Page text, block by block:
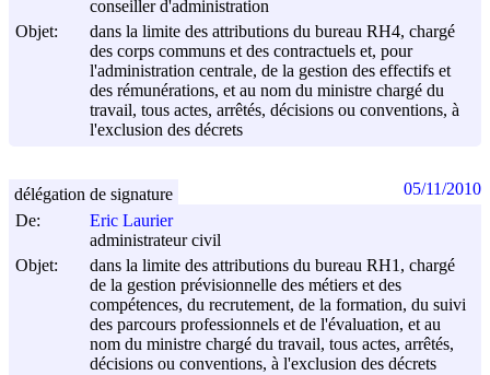
conseiller d'administration
Objet:
dans la limite des attributions du bureau RH4, chargé
des corps communs et des contractuels et, pour
l'administration centrale, de la gestion des effectifs et
des rémunérations, et au nom du ministre chargé du
travail, tous actes, arrêtés, décisions ou conventions, à
l'exclusion des décrets
De:
Eric Laurier
administrateur civil
Objet:
dans la limite des attributions du bureau RH1, chargé
de la gestion prévisionnelle des métiers et des
compétences, du recrutement, de la formation, du suivi
des parcours professionnels et de l'évaluation, et au
nom du ministre chargé du travail, tous actes, arrêtés,
décisions ou conventions, à l'exclusion des décrets
délégation de signature 05/11/2010